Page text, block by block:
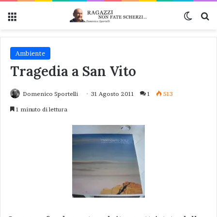
Ambiente
Tragedia a San Vito
Domenico Sportelli 31 Agosto 2011 1 513
1 minuto di lettura